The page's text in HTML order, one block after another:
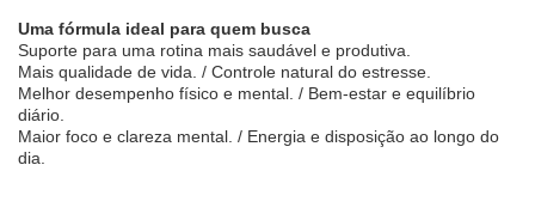
Uma fórmula ideal para quem busca
Suporte para uma rotina mais saudável e produtiva.
Mais qualidade de vida. / Controle natural do estresse.
Melhor desempenho físico e mental. / Bem-estar e equilíbrio
diário.
Maior foco e clareza mental. / Energia e disposição ao longo do
dia.